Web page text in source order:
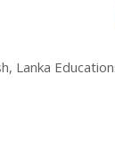
Lanka